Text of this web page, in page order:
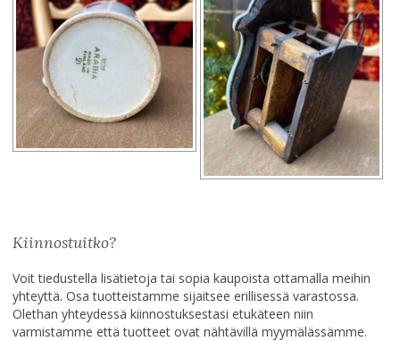
Kiinnostuitko?
Voit tiedustella lisätietoja tai sopia kaupoista ottamalla meihin
yhteyttä. Osa tuotteistamme sijaitsee erillisessä varastossa.
Olethan yhteydessä kiinnostuksestasi etukäteen niin
varmistamme että tuotteet ovat nähtävillä myymälässämme.